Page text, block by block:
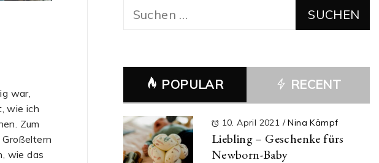
war,
wie ich
Zum
wie das
Suchen
POPULAR RECENT
10. April 2021 / Nina Kämpf
Liebling – Geschenke fürs
Newborn-Baby